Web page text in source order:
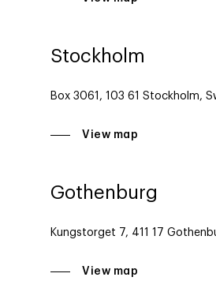
Stockholm
Box 3061, 103 61 Stockholm,
View map
Gothenburg
Kungstorget 7, 411 17
View map